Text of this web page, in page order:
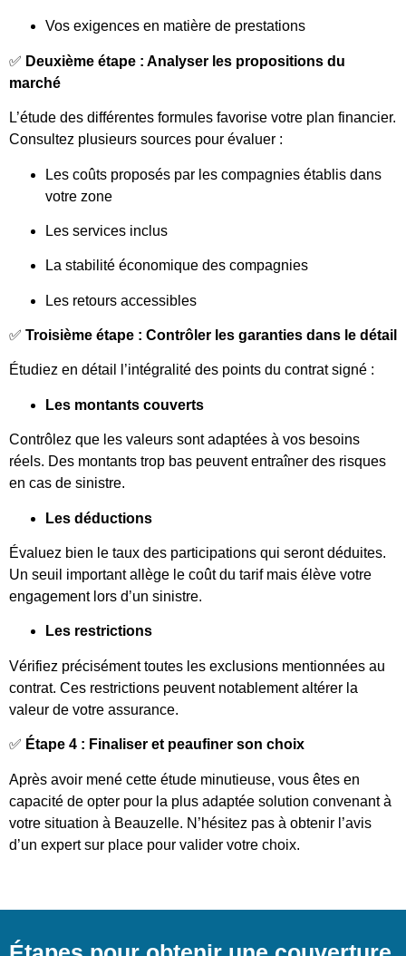
Vos exigences en matière de prestations
✅ Deuxième étape : Analyser les propositions du
marché
L’étude des différentes formules favorise votre plan financier.
Consultez plusieurs sources pour évaluer :
Les coûts proposés par les compagnies établis dans
votre zone
Les services inclus
La stabilité économique des compagnies
Les retours accessibles
✅ Troisième étape : Contrôler les garanties dans le détail
Étudiez en détail l’intégralité des points du contrat signé :
Les montants couverts
Contrôlez que les valeurs sont adaptées à vos besoins
réels. Des montants trop bas peuvent entraîner des risques
en cas de sinistre.
Les déductions
Évaluez bien le taux des participations qui seront déduites.
Un seuil important allège le coût du tarif mais élève votre
engagement lors d’un sinistre.
Les restrictions
Vérifiez précisément toutes les exclusions mentionnées au
contrat. Ces restrictions peuvent notablement altérer la
valeur de votre assurance.
✅ Étape 4 : Finaliser et peaufiner son choix
Après avoir mené cette étude minutieuse, vous êtes en
capacité de opter pour la plus adaptée solution convenant à
votre situation à Beauzelle. N’hésitez pas à obtenir l’avis
d’un expert sur place pour valider votre choix.